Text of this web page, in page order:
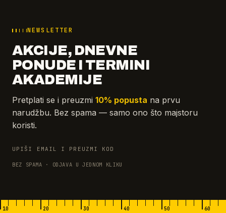
NEWSLETTER
AKCIJE, DNEVNE
PONUDE I TERMINI
AKADEMIJE
Pretplati se i preuzmi 10% popusta na prvu
narudžbu. Bez spama — samo ono što majstoru
koristi.
UPIŠI EMAIL I PREUZMI KOD
BEZ SPAMA · ODJAVA U JEDNOM KLIKU
10 20 30 40 50 60